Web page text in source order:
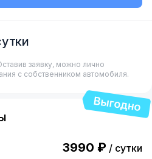
заявку, можно лично
с собственником автомобиля.
3990 ₽ / сутки